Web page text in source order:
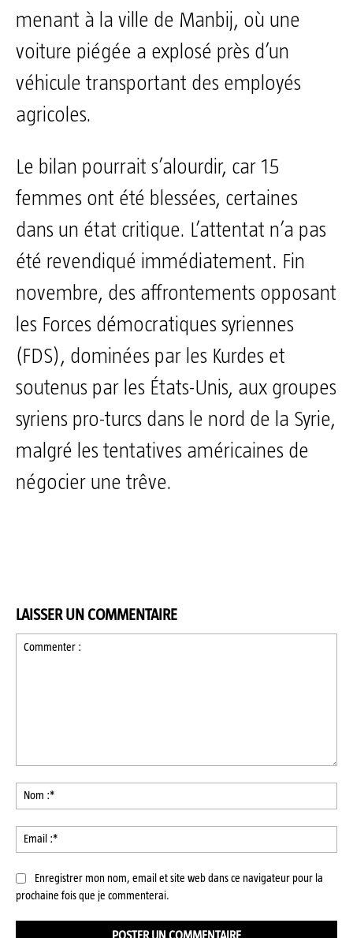
menant à la ville de Manbij, où une
voiture piégée a explosé près d’un
véhicule transportant des employés
agricoles.
Le bilan pourrait s’alourdir, car 15
femmes ont été blessées, certaines
dans un état critique. L’attentat n’a pas
été revendiqué immédiatement. Fin
novembre, des affrontements opposant
les Forces démocratiques syriennes
(FDS), dominées par les Kurdes et
soutenus par les États-Unis, aux groupes
syriens pro-turcs dans le nord de la Syrie,
malgré les tentatives américaines de
négocier une trêve.
LAISSER UN COMMENTAIRE
Enregistrer mon nom, email et site web dans ce navigateur pour la
prochaine fois que je commenterai.